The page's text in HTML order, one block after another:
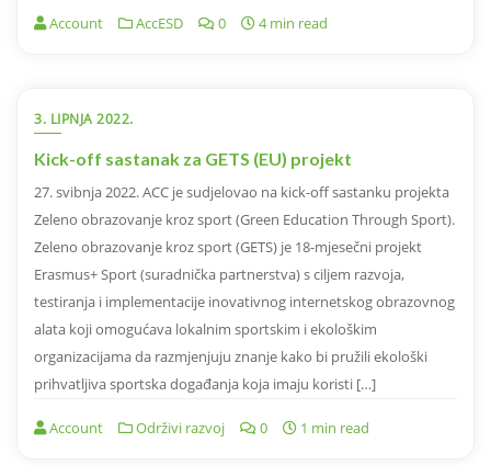
Account AccESD 0 4 min read
3. LIPNJA 2022.
Kick-off sastanak za GETS (EU) projekt
27. svibnja 2022. ACC je sudjelovao na kick-off sastanku projekta
Zeleno obrazovanje kroz sport (Green Education Through Sport).
Zeleno obrazovanje kroz sport (GETS) je 18-mjesečni projekt
Erasmus+ Sport (suradnička partnerstva) s ciljem razvoja,
testiranja i implementacije inovativnog internetskog obrazovnog
alata koji omogućava lokalnim sportskim i ekološkim
organizacijama da razmjenjuju znanje kako bi pružili ekološki
prihvatljiva sportska događanja koja imaju koristi […]
Account Održivi razvoj 0 1 min read